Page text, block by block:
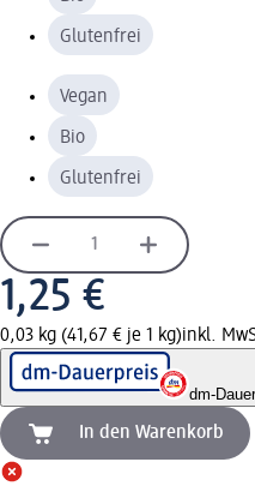
Glutenfrei
Vegan
Bio
Glutenfrei
1,25 €
0,03 kg (41,67 € je 1 kg)inkl.
dm-
In den Warenkorb